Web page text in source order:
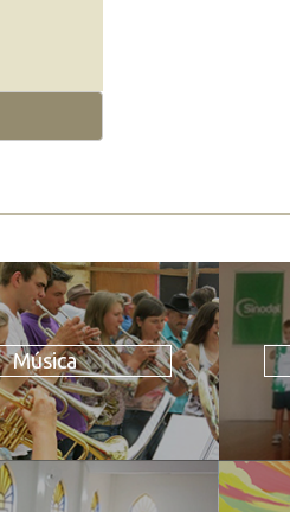
Música